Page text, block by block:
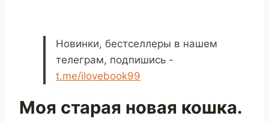
Новинки, бестселлеры в нашем
телеграм, подпишись -
t.me/ilovebook99
Моя старая новая кошка.